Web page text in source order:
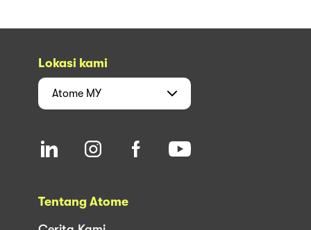
Lokasi kami
Atome MY
Tentang Atome